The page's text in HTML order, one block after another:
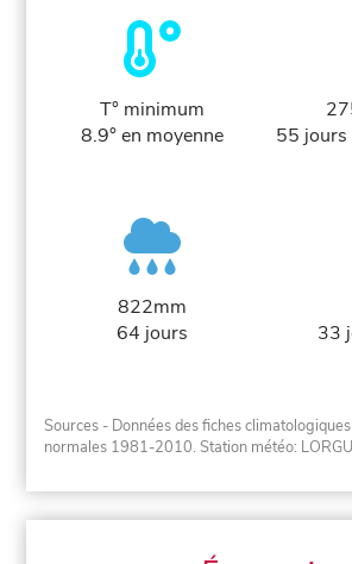
T° minimum
8.9° en moyenne
55 jours
822mm
64 jours
33
Sources - Données des fiches
normales 1981-2010. Station météo: